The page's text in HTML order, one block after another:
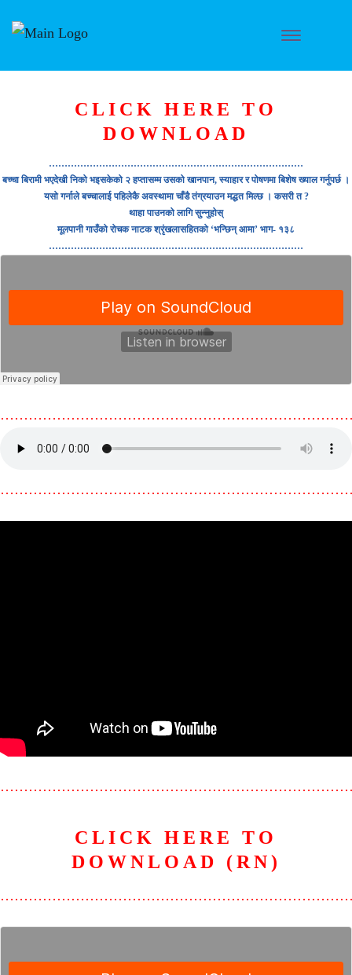
CLICK HERE TO
DOWNLOAD
………………………………………………………………………
बच्चा बिरामी भएदेखी निको भइसकेको २ हप्तासम्म उसको खानपान, स्याहार र पोषणमा बिशेष ख्याल गर्नुपर्छ ।
यसो गर्नाले बच्चालाई पहिलेकै अवस्थामा चाँडै तंग्रयाउन मद्धत मिल्छ । कसरी त ?
थाहा पाउनको लागि सुन्नुहोस्
मूलपानी गाउँको रोचक नाटक श्रृंखलासहितको ‘भन्छिन् आमा’ भाग- १३८
………………………………………………………………………
CLICK HERE TO
DOWNLOAD (RN)